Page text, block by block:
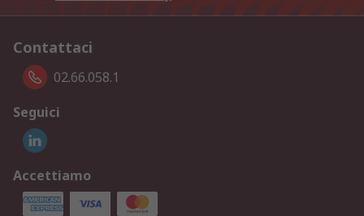
Contattaci
02.66.058.1
Seguici
Accettiamo